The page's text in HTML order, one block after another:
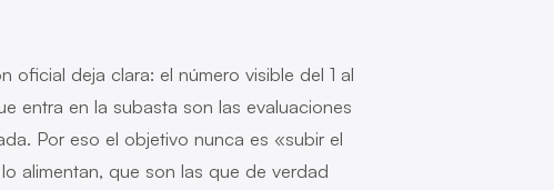
oficial deja clara: el número visible del 1 al
entra en la subasta son las evaluaciones
Por eso el objetivo nunca es «subir el
alimentan, que son las que de verdad